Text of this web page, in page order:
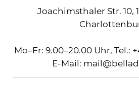
Joachimsthaler Str. 10,
Mo–Fr: 9.00–20.00 Uhr, Tel.:
E-Mail: mail @